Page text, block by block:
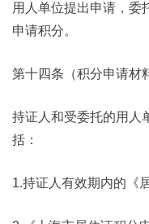
用人单位提出申请，委
申请积分。
第十四条（积分申请材
持证人和受委托的用人
括：
1.持证人有效期内的《